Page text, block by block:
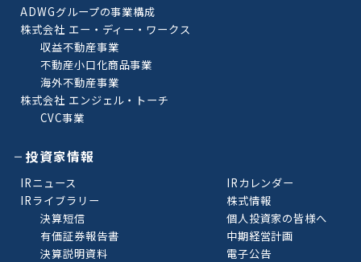
ADWGグループの事業構成
株式会社 エー・ディー・ワークス
収益不動産事業
不動産小口化商品事業
海外不動産事業
株式会社 エンジェル・トーチ
CVC事業
投資家情報
IRニュース
IRライブラリー
決算短信
有価証券報告書
決算説明資料
IRカレンダー
株式情報
個人投資家の皆様へ
中期経営計画
電子公告